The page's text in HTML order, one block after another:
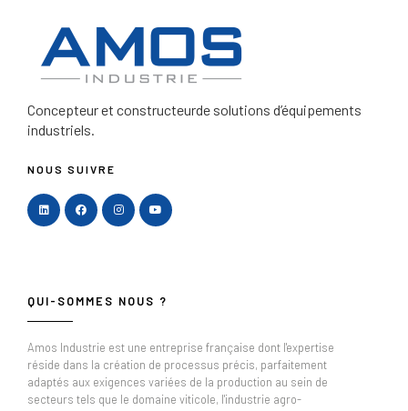
Concepteur et constructeurde solutions d’équipements
industriels.
NOUS SUIVRE
QUI-SOMMES NOUS ?
Amos Industrie est une entreprise française dont l'expertise
réside dans la création de processus précis, parfaitement
adaptés aux exigences variées de la production au sein de
secteurs tels que le domaine viticole, l'industrie agro-